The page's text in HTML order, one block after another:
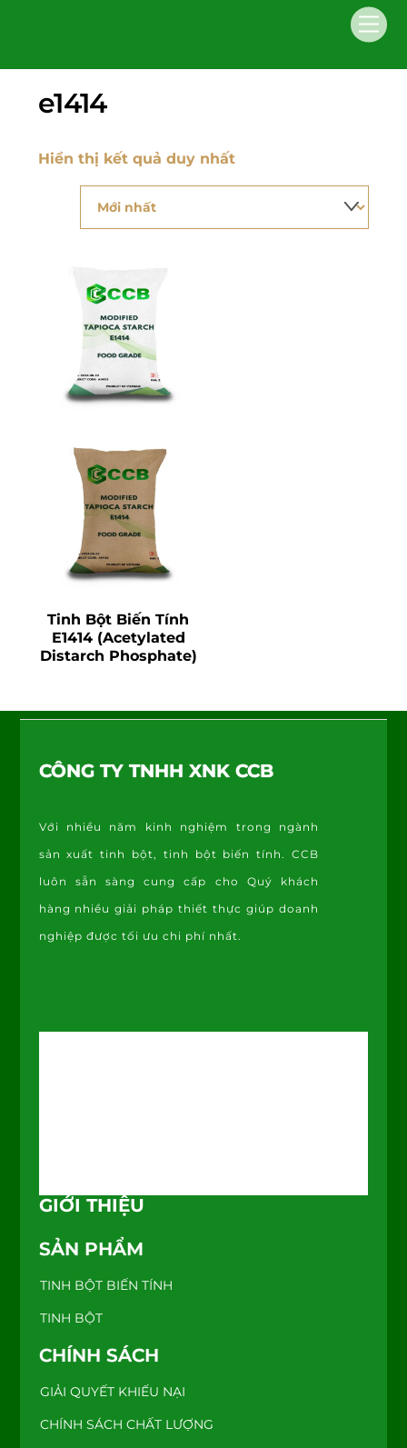
e1414
Hiển thị kết quả duy nhất
Tinh Bột Biến Tính
E1414 (Acetylated
Distarch Phosphate)
Top
CÔNG TY TNHH XNK CCB
Với nhiều năm kinh nghiệm trong ngành
sản xuất tinh bột, tinh bột biến tính. CCB
luôn sẵn sàng cung cấp cho Quý khách
hàng nhiều giải pháp thiết thực giúp doanh
nghiệp được tối ưu chi phí nhất.
GIỚI THIỆU
SẢN PHẨM
TINH BỘT BIẾN TÍNH
TINH BỘT
CHÍNH SÁCH
GIẢI QUYẾT KHIẾU NẠI
CHÍNH SÁCH CHẤT LƯỢNG